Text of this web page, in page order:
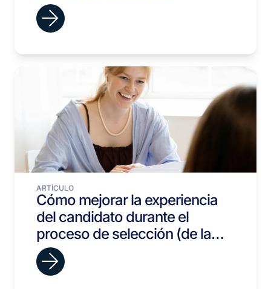
ARTÍCULO
Cómo mejorar la experiencia
del candidato durante el
proceso de selección (de la
oferta al onboarding)